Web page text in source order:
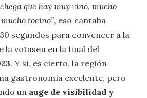
que hay muy vino, mucho
tocino”, eso cantaba
segundos para convencer a la
la votasen en la final del
. Y sí, es cierto, la región
gastronomía excelente, pero
un auge de visibilidad y